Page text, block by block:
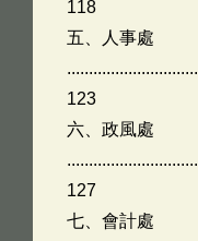
118
五、人事處
123
六、政風處
127
七、會計處